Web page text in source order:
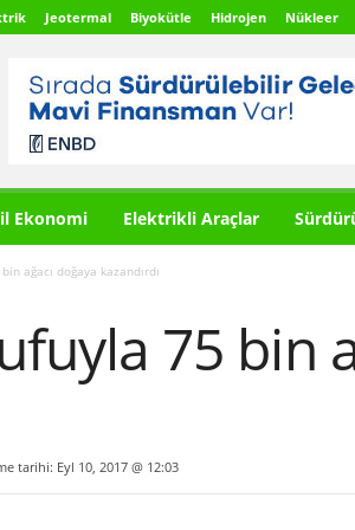
Jeotermal Biyokütle Hidrojen Nükleer
Ekonomi Elektrikli Araçlar
ağacı doğaya kazandırdı
75 bin
tarihi: Eyl 10, 2017 @ 12:03